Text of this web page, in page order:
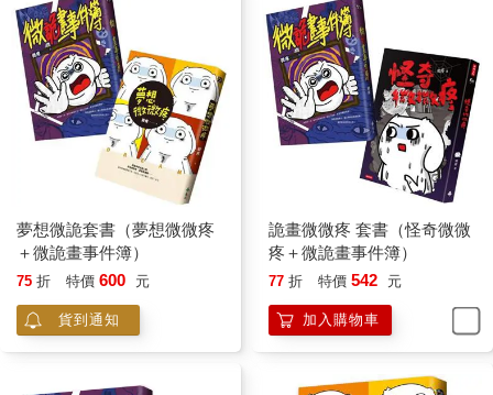
夢想微詭套書（夢想微微疼
＋微詭畫事件簿）
75 折 特價 600 元
貨到通知
詭畫微微疼 套書（怪奇微微
疼＋微詭畫事件簿）
77 折 特價 542 元
加入購物車